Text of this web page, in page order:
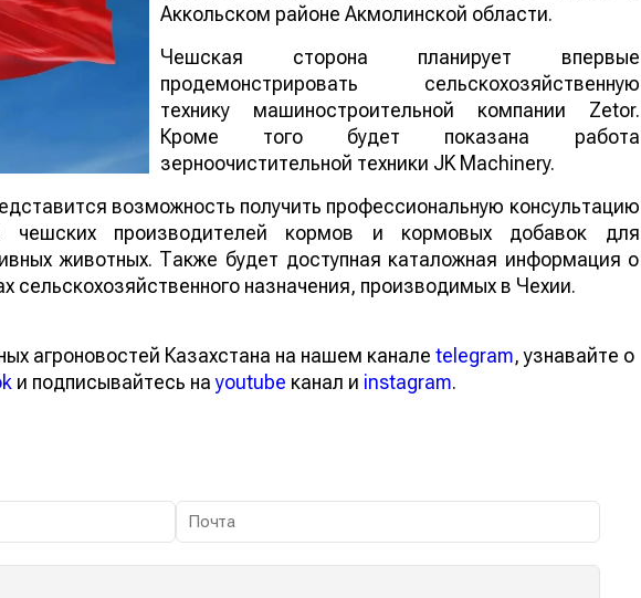
Аккольском районе Акмолинской области.
Чешская сторона планирует впервые
продемонстрировать сельскохозяйственную
технику машиностроительной компании Zetor.
Кроме того будет показана работа
зерноочистительной техники JK Machinery.
возможность получить профессиональную консультацию
чешских производителей кормов и кормовых добавок для
животных. Также будет доступная каталожная информация о
сельскохозяйственного назначения, производимых в Чехии.
агроновостей Казахстана на нашем канале telegram, узнавайте о
и подписывайтесь наyoutube канал и instagram.